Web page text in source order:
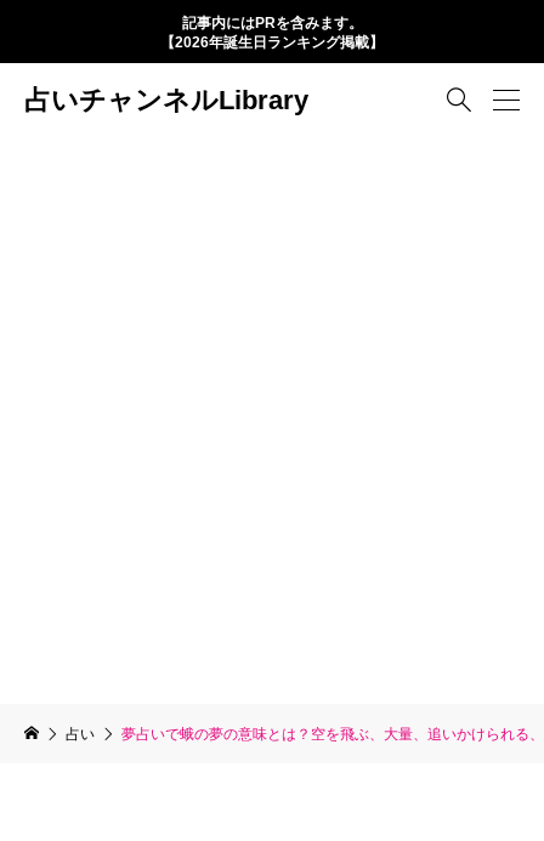
記事内にはPRを含みます。
【2026年誕生日ランキング掲載】
占いチャンネルLibrary 
占い 夢占いで蛾の夢の意味とは？空を飛ぶ、大量、追いかけられる